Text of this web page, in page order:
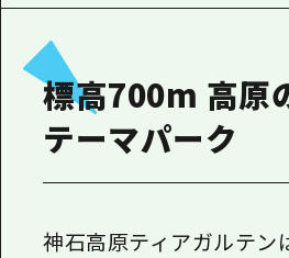
ボランティアガ
ガイドブック
広島県の魅力を
メディア掲載情
標高700m 高原
テーマパーク
神石高原ティアガルテン